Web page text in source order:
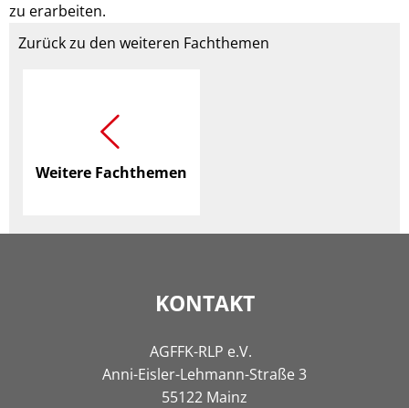
zu erarbeiten.
Zurück zu den weiteren Fachthemen
Weitere Fachthemen
KONTAKT
AGFFK-RLP e.V.
Anni-Eisler-Lehmann-Straße 3
55122 Mainz